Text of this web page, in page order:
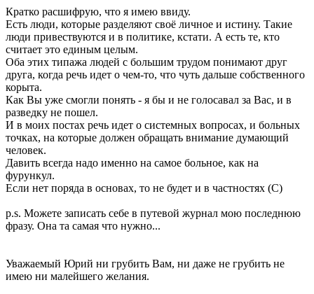
Кратко расшифрую, что я имею ввиду.
Есть люди, которые разделяют своё личное и истину. Такие
люди привествуются и в политике, кстати. А есть те, кто
считает это единым целым.
Оба этих типажа людей с большим трудом понимают друг
друга, когда речь идет о чем-то, что чуть дальше собственного
корыта.
Как Вы уже смогли понять - я бы и не голосавал за Вас, и в
разведку не пошел.
И в моих постах речь идет о системных вопросах, и больных
точках, на которые должен обращать внимание думающий
человек.
Давить всегда надо именно на самое больное, как на
фурункул.
Если нет поряда в основах, то не будет и в частностях (С)
p.s. Можете записать себе в путевой журнал мою последнюю
фразу. Она та самая что нужно...
Уважаемый Юрий ни грубить Вам, ни даже не грубить не
имею ни малейшего желания.